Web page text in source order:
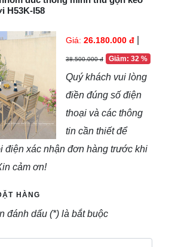
H53K-I58
Giá: 26.180.000 đ
38.500.000 đ Giảm: 32 %
Quý khách vui lòng
điền đúng số điện
thoại và các thông
tin cần thiết để
điện xác nhận đơn hàng trước khi
cảm ơn!
HÀNG
đánh dấu (*) là bắt buộc